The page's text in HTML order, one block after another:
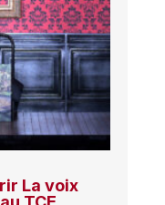
La voix